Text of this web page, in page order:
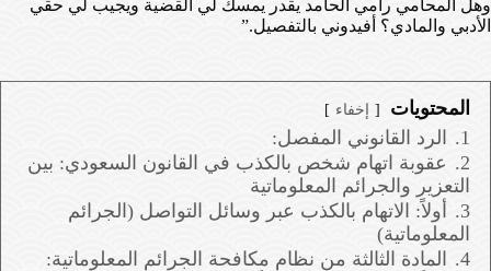
وهل المحامي رامي الحامد يقدر يمسك لي القضية ويجيب لي حقي
الأدبي والمادي؟ أفيدوني بالتفصيل.”
المحتويات إخفاء
1.
الرد القانوني المفصل:
2.
عقوبة اتهام شخص بالكذب في القانون السعودي: بين
التعزير والجرائم المعلوماتية
3.
أولاً: الاتهام بالكذب عبر وسائل التواصل (الجرائم
المعلوماتية)
4.
المادة الثالثة من نظام مكافحة الجرائم المعلوماتية: